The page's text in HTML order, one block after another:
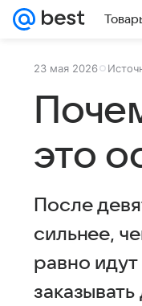
23 мая 2026
это
После
сильнее,
равно
заказывать